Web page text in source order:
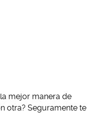
mejor manera de
otra? Seguramente te